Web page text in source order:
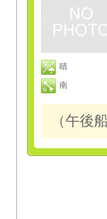
晴
南
（午後